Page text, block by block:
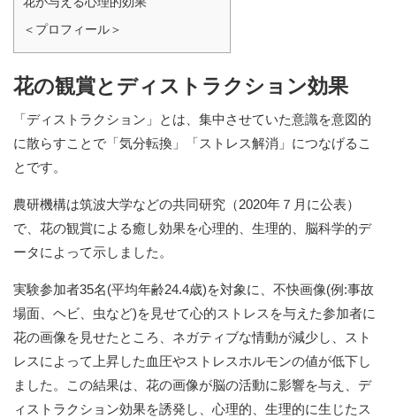
＜プロフィール＞
花の観賞とディストラクション効果
「ディストラクション」とは、集中させていた意識を意図的
に散らすことで「気分転換」「ストレス解消」につなげるこ
とです。
農研機構は筑波大学などの共同研究（2020年７月に公表）
で、花の観賞による癒し効果を心理的、生理的、脳科学的デ
ータによって示しました。
実験参加者35名(平均年齢24.4歳)を対象に、不快画像(例:事故
場面、ヘビ、虫など)を見せて心的ストレスを与えた参加者に
花の画像を見せたところ、ネガティブな情動が減少し、スト
レスによって上昇した血圧やストレスホルモンの値が低下し
ました。この結果は、花の画像が脳の活動に影響を与え、デ
ィストラクション効果を誘発し、心理的、生理的に生じたス